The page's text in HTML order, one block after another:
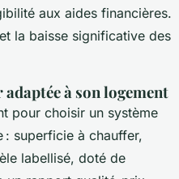
aux aides financières.
la baisse significative des
à son logement
pour choisir un système
: superficie à chauffer,
labellisé, doté de